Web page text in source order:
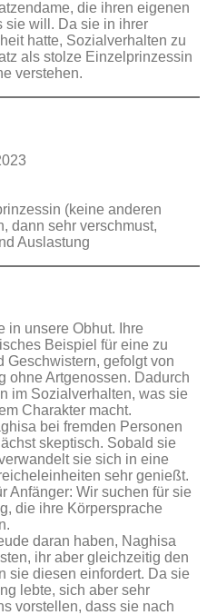
die ihren eigenen
sie will. Da sie in ihrer
hatte, Sozialverhalten zu
als stolze Einzelprinzessin
verstehen.
(keine anderen
dann sehr verschmust,
Auslastung
in unsere Obhut. Ihre
Beispiel für eine zu
Geschwistern, gefolgt von
ohne Artgenossen. Dadurch
im Sozialverhalten, was sie
Charakter macht.
bei fremden Personen
skeptisch. Sobald sie
sie sich in eine
sehr genießt.
Anfänger: Wir suchen für sie
die ihre Körpersprache
daran haben, Naghisa
ihr aber gleichzeitig den
sie diesen einfordert. Da sie
lebte, sich aber sehr
vorstellen, dass sie nach